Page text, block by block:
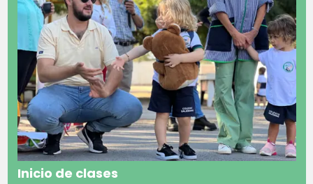
Inicio de clases